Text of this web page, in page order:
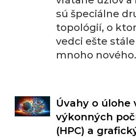
sú špeciálne
topológií, o
vedci ešte stále
mnoho nového.
Úvahy o úlohe
výkonných
(HPC) a